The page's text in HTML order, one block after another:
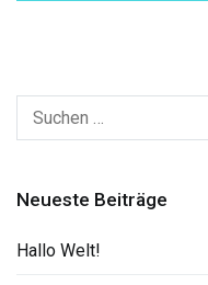
Suchen
nach:
Neueste Beiträge
Hallo Welt!